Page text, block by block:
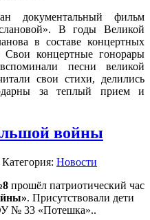
документальный фильм
В годы Великой
в составе концертных
Свои концертные гонорары
песни великой
свои стихи, делились
за теплый прием и
войны
Категория: Новости
прошёл патриотический час
. Присутствовали дети
№ 33 «Потешка»..